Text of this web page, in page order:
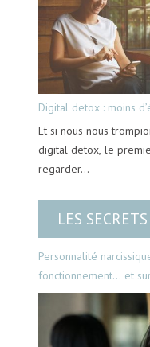
Digital detox : moins
Et si nous nous
digital detox, le
regarder…
LES
Personnalité
fonctionnement… et